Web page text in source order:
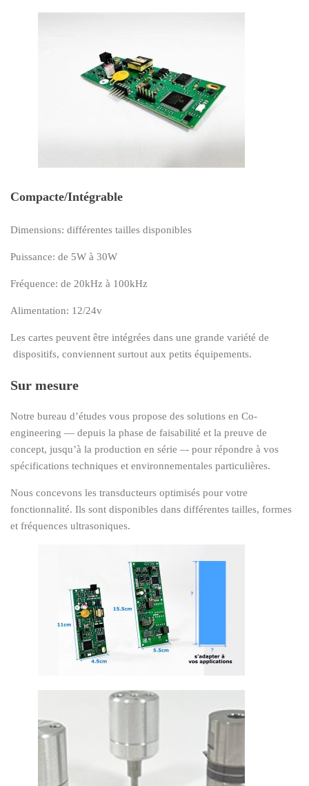
Compacte/Intégrable
Dimensions: différentes tailles disponibles
Puissance: de 5W à 30W
Fréquence: de 20kHz à 100kHz
Alimentation: 12/24v
Les cartes peuvent être intégrées dans une grande variété de
dispositifs, conviennent surtout aux petits équipements.
Sur mesure
Notre bureau d’études vous propose des solutions en Co-
engineering — depuis la phase de faisabilité et la preuve de
concept, jusqu’à la production en série –- pour répondre à vos
spécifications techniques et environnementales particulières.
Nous concevons les transducteurs optimisés pour votre
fonctionnalité. Ils sont disponibles dans différentes tailles, formes
et fréquences ultrasoniques.